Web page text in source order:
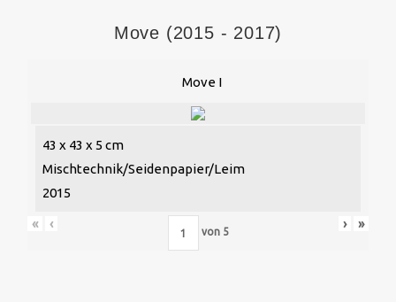
Move (2015 - 2017)
Move I
43 x 43 x 5 cm
Mischtechnik/Seidenpapier/Leim
2015
« ‹
von 5
› »